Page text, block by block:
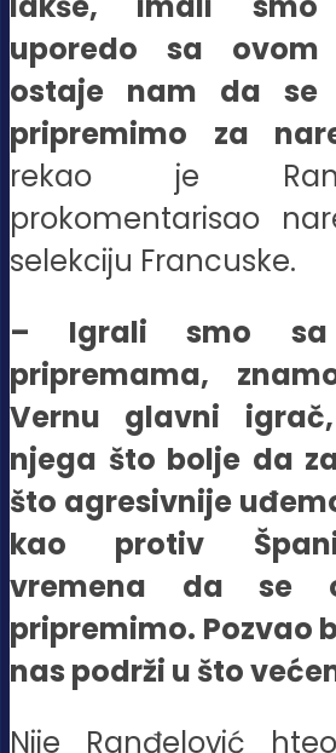
uporedo sa ovom
ostaje nam da se
pripremimo za
rekao je
prokomentarisao
selekciju Francuske.
– Igrali smo
pripremama,
Vernu glavni
njega što bolje da
što agresivnije
kao protiv
vremena da se
pripremimo. Pozvao
nas podrži u što
Nije Ranđelović